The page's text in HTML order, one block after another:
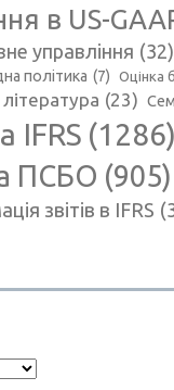
в US-
управління (32)
політика (7) Оцінка
(23)
IFRS (1286)
ПСБО (905)
звітів в IFRS